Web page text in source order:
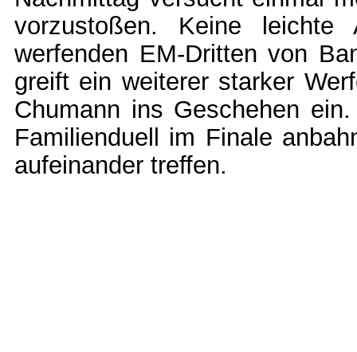
vorzustoßen. Keine
werfenden EM-Dritten von
greift ein weiterer starker
Chumann ins Geschehen
Familienduell im Finale
aufeinander treffen.